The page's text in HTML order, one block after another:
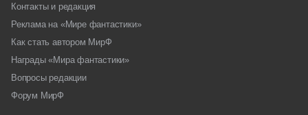
Контакты и редакция
Реклама на «Мире фантастики»
Как стать автором МирФ
Награды «Мира фантастики»
Вопросы редакции
Форум МирФ